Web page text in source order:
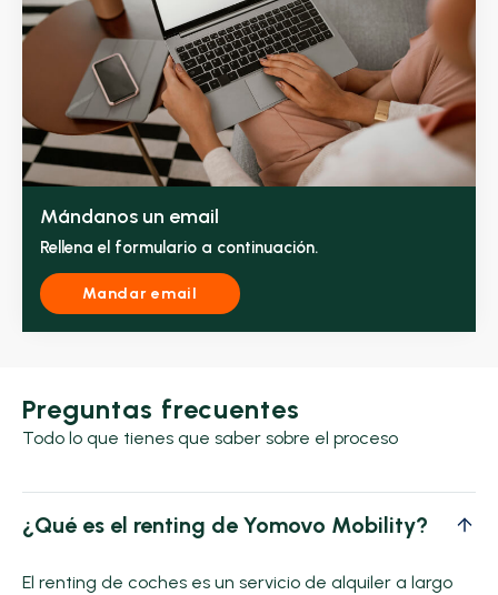
Mándanos un email
Rellena el formulario a continuación.
Mandar email
Preguntas frecuentes
Todo lo que tienes que saber sobre el proceso
¿Qué es el renting de Yomovo Mobility?
El renting de coches es un servicio de alquiler a largo